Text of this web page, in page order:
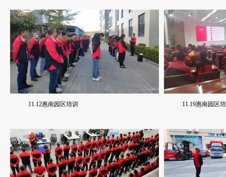
11.12惠南园区培训 11.19惠南园区